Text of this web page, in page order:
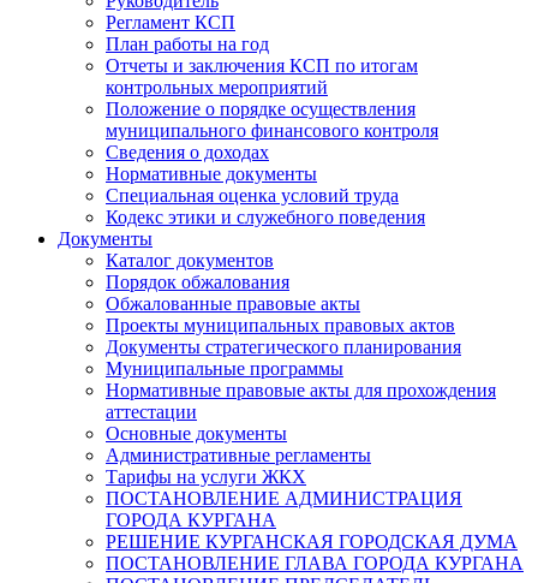
Регламент КСП
План работы на год
Отчеты и заключения КСП по итогам
контрольных мероприятий
Положение о порядке осуществления
муниципального финансового контроля
Сведения о доходах
Нормативные документы
Специальная оценка условий труда
Кодекс этики и служебного поведения
Документы
Каталог документов
Порядок обжалования
Обжалованные правовые акты
Проекты муниципальных правовых актов
Документы стратегического планирования
Муниципальные программы
Нормативные правовые акты для прохождения
аттестации
Основные документы
Административные регламенты
Тарифы на услуги ЖКХ
ПОСТАНОВЛЕНИЕ АДМИНИСТРАЦИЯ
ГОРОДА КУРГАНА
РЕШЕНИЕ КУРГАНСКАЯ ГОРОДСКАЯ ДУМА
ПОСТАНОВЛЕНИЕ ГЛАВА ГОРОДА КУРГАНА